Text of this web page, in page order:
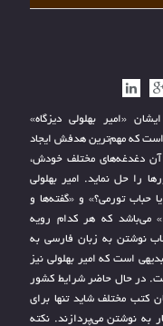
گوگل+ارتباط
«امیر بهلولی دیزگاه»
است که مهم‌ترین هدفش ایجاد
آن دغدغه‌های مختلف خودش،
را حل نماید. امیر بهلولی
یا حباب تورمی؟» و «گفته‌ها و
می‌باشد که هر کدام رویه
نوشتن به زبان فارسی به
است که امیر بهلولی نیز
در حال حاضر شرایط کشور
کتب مختلف شاید تنها برای
به نوشتن می‌پردازند. نکته